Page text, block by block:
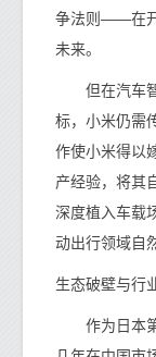
争法则——在开
未来。
但在汽车智
标，小米仍需
作使小米得以
产经验，将其
深度植入车载
动出行领域自
生态破壁与行
作为日本第